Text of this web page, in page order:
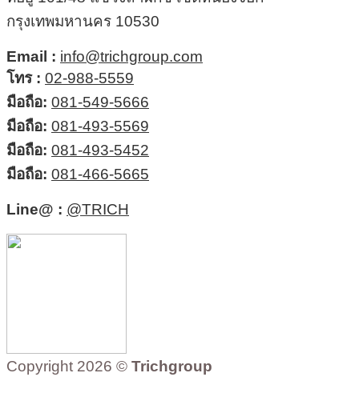
กรุงเทพมหานคร 10530
Email : info@trichgroup.com
โทร : 02-988-5559
มือถือ: 081-549-5666
มือถือ: 081-493-5569
มือถือ: 081-493-5452
มือถือ: 081-466-5665
Line@ : @TRICH
Copyright 2026 © Trichgroup